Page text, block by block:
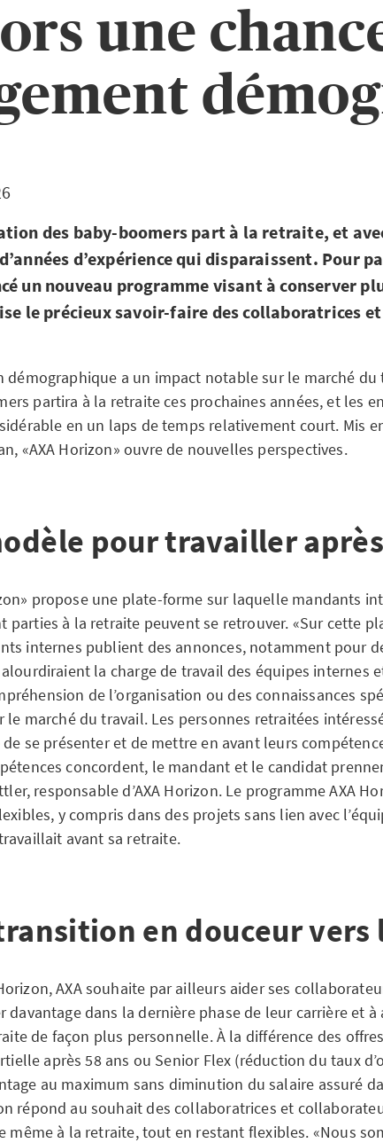
une
des baby-boomers part à la retraite, et
d’expérience qui disparaissent. Pour
un nouveau programme visant à conserver
le précieux savoir-faire des collaboratrices
démographique a un impact notable sur le marché
partira à la retraite ces prochaines années, et les
en un laps de temps relativement court. Mis
«AXA Horizon» ouvre de nouvelles perspectives.
pour travailler
propose une plate-forme sur laquelle mandants
parties à la retraite peuvent se retrouver. «Sur cette
internes publient des annonces, notamment pour
la charge de travail des équipes internes
de l’organisation ou des connaissances
le marché du travail. Les personnes retraitées
se présenter et de mettre en avant leurs
concordent, le mandant et le candidat
responsable d’AXA Horizon. Le programme AXA
y compris dans des projets sans lien avec
avant sa retraite.
en douceur
AXA souhaite par ailleurs aider ses
davantage dans la dernière phase de leur carrière et
de façon plus personnelle. À la différence des
après 58 ans ou Senior Flex (réduction du taux
au maximum sans diminution du salaire assuré
répond au souhait des collaboratrices et
même à la retraite, tout en restant flexibles. «Nous